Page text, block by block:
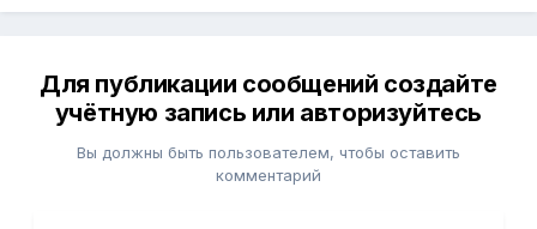
Для публикации сообщений создайте
учётную запись или авторизуйтесь
Вы должны быть пользователем, чтобы оставить
комментарий